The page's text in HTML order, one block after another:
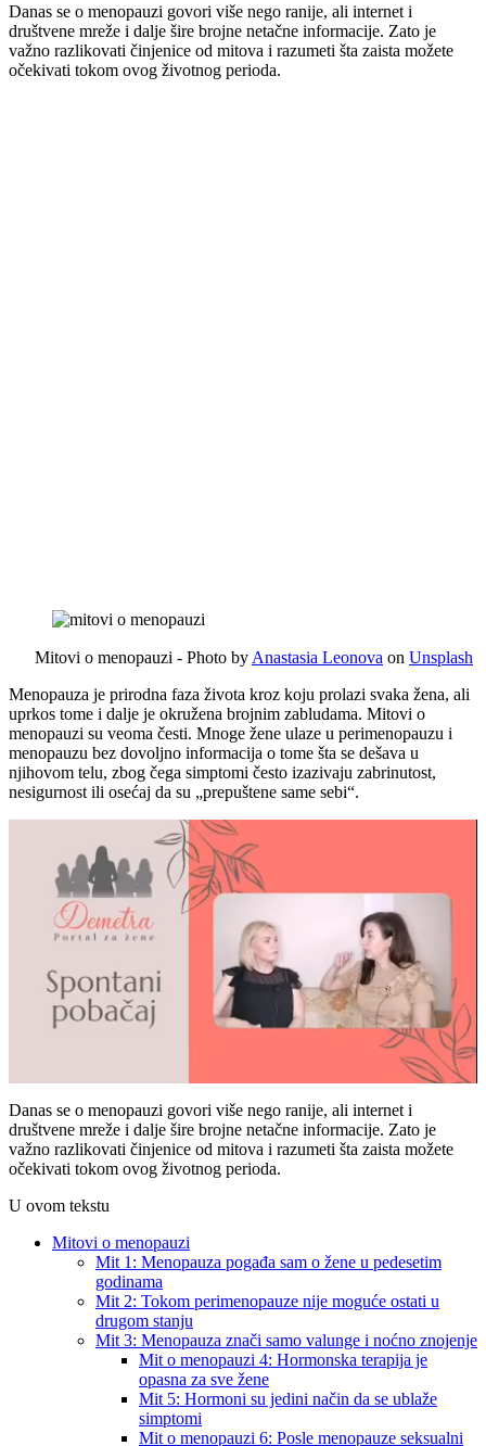
Danas se o menopauzi govori više nego ranije, ali internet i
društvene mreže i dalje šire brojne netačne informacije. Zato je
važno razlikovati činjenice od mitova i razumeti šta zaista možete
očekivati tokom ovog životnog perioda.
Mitovi o menopauzi - Photo by Anastasia Leonova on Unsplash
Menopauza je prirodna faza života kroz koju prolazi svaka žena, ali
uprkos tome i dalje je okružena brojnim zabludama. Mitovi o
menopauzi su veoma česti. Mnoge žene ulaze u perimenopauzu i
menopauzu bez dovoljno informacija o tome šta se dešava u
njihovom telu, zbog čega simptomi često izazivaju zabrinutost,
nesigurnost ili osećaj da su „prepuštene same sebi“.
Danas se o menopauzi govori više nego ranije, ali internet i
društvene mreže i dalje šire brojne netačne informacije. Zato je
važno razlikovati činjenice od mitova i razumeti šta zaista možete
očekivati tokom ovog životnog perioda.
U ovom tekstu
Mitovi o menopauzi
Mit 1: Menopauza pogađa sam o žene u pedesetim
godinama
Mit 2: Tokom perimenopauze nije moguće ostati u
drugom stanju
Mit 3: Menopauza znači samo valunge i noćno znojenje
Mit o menopauzi 4: Hormonska terapija je
opasna za sve žene
Mit 5: Hormoni su jedini način da se ublaže
simptomi
Mit o menopauzi 6: Posle menopauze seksualni